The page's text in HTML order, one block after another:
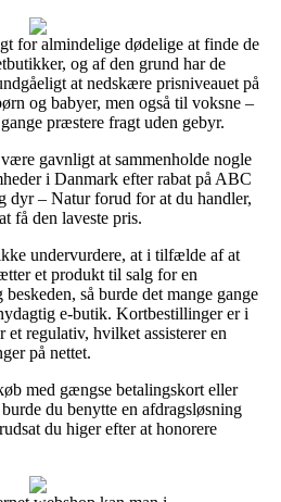
for almindelige dødelige at finde de
og af den grund har de
at nedskære prisniveauet på
og babyer, men også til voksne –
præstere fragt uden gebyr.
gavnligt at sammenholde nogle
i Danmark efter rabat på ABC
dyr – Natur forud for at du handler,
få den laveste pris.
undervurdere, at i tilfælde af at
et produkt til salg for en
så burde det mange gange
e-butik. Kortbestillinger er i
regulativ, hvilket assisterer en
på nettet.
med gængse betalingskort eller
du benytte en afdragsløsning
du higer efter at honorere